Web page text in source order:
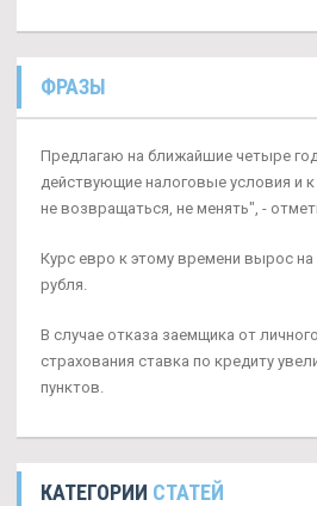
ФРАЗЫ
Предлагаю на ближайшие четыре
действующие налоговые условия и
не возвращаться, не менять", -
Курс евро к этому времени вырос на
рубля.
В случае отказа заемщика от
страхования ставка по кредиту
пунктов.
КАТЕГОРИИ СТАТЕЙ